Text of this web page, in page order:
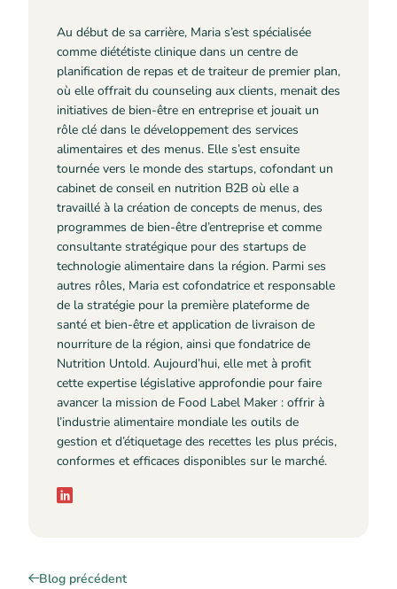
Au début de sa carrière, Maria s’est spécialisée
comme diététiste clinique dans un centre de
planification de repas et de traiteur de premier plan,
où elle offrait du counseling aux clients, menait des
initiatives de bien-être en entreprise et jouait un
rôle clé dans le développement des services
alimentaires et des menus. Elle s’est ensuite
tournée vers le monde des startups, cofondant un
cabinet de conseil en nutrition B2B où elle a
travaillé à la création de concepts de menus, des
programmes de bien-être d’entreprise et comme
consultante stratégique pour des startups de
technologie alimentaire dans la région. Parmi ses
autres rôles, Maria est cofondatrice et responsable
de la stratégie pour la première plateforme de
santé et bien-être et application de livraison de
nourriture de la région, ainsi que fondatrice de
Nutrition Untold. Aujourd’hui, elle met à profit
cette expertise législative approfondie pour faire
avancer la mission de Food Label Maker : offrir à
l’industrie alimentaire mondiale les outils de
gestion et d’étiquetage des recettes les plus précis,
conformes et efficaces disponibles sur le marché.
Blog précédent